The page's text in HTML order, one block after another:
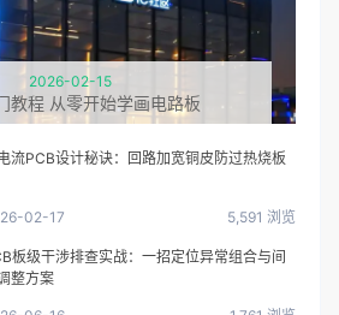
2026-02-15
教程 从零开始学画电路板
流PCB设计秘诀：回路加宽铜皮防过热烧板
02-17 5,591 浏览
板级干涉排查实战：一招定位异常组合与间
整方案